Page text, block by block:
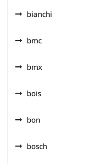
bianchi
bmc
bmx
bois
bon
bosch